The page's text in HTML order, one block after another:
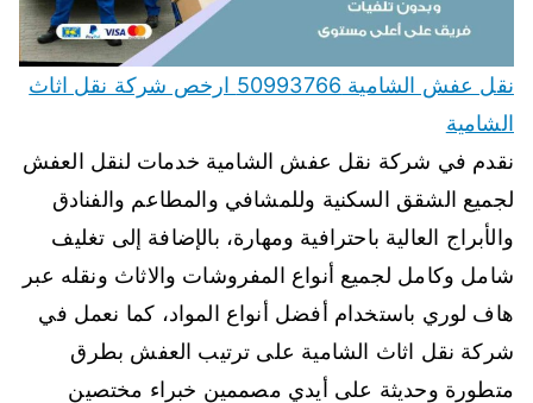
نقل عفش الشامية 50993766 ارخص شركة نقل اثاث
الشامية
نقدم في شركة نقل عفش الشامية خدمات لنقل العفش
لجميع الشقق السكنية وللمشافي والمطاعم والفنادق
والأبراج العالية باحترافية ومهارة، بالإضافة إلى تغليف
شامل وكامل لجميع أنواع المفروشات والاثاث ونقله عبر
هاف لوري باستخدام أفضل أنواع المواد، كما نعمل في
شركة نقل اثاث الشامية على ترتيب العفش بطرق
متطورة وحديثة على أيدي مصممين خبراء مختصين